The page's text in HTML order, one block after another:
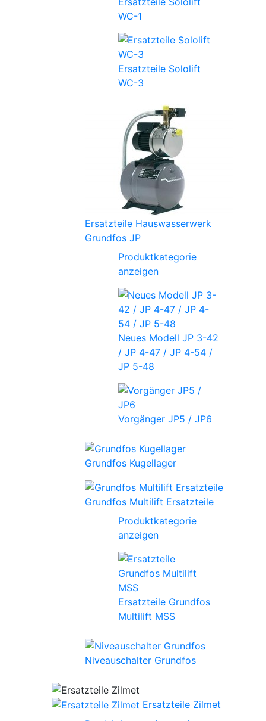
WC-1
Ersatzteile Sololift
WC-3
Ersatzteile Hauswasserwerk
Grundfos JP
Produktkategorie
anzeigen
Neues Modell JP 3-42
/ JP 4-47 / JP 4-54 /
JP 5-48
Vorgänger JP5 / JP6
Grundfos Kugellager
Grundfos Multilift Ersatzteile
Produktkategorie
anzeigen
Ersatzteile Grundfos
Multilift MSS
Niveauschalter Grundfos
Ersatzteile Zilmet